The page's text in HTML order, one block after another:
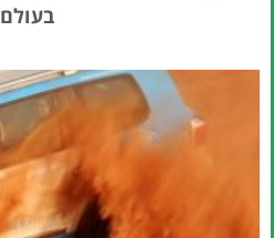
בעולם